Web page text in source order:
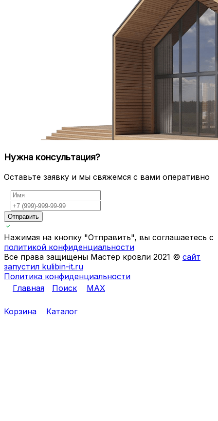
Нужна консультация?
Оставьте заявку и мы свяжемся с вами оперативно
Отправить
Нажимая на кнопку "Отправить", вы соглашаетесь с
политикой конфиденциальности
Все права защищены Мастер кровли 2021 © сайт
запустил kulibin-it.ru
Политика конфиденциальности
Главная
Поиск MAX
Корзина Каталог